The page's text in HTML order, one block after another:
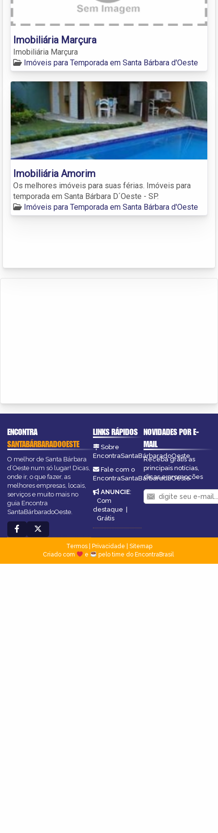
Imobiliária Marçura
Imobiliária Marçura
Imóveis para Temporada em Santa Bárbara d'Oeste
Imobiliária Amorim
Os melhores imóveis para suas férias. Imóveis para
temporada em Santa Bárbara D´Oeste - SP.
Imóveis para Temporada em Santa Bárbara d'Oeste
ENCONTRA
SANTABÁRBARADOOESTE
O melhor de Santa Bárbara
d’Oeste num só lugar! Dicas,
onde ir, o que fazer, as
melhores empresas, locais,
serviços e muito mais no
guia Encontra
SantaBárbaradoOeste.
LINKS RÁPIDOS
Sobre
EncontraSantaBárbaradoOeste
Fale com o
EncontraSantaBárbaradoOeste
ANUNCIE:
Com
destaque |
Grátis
NOVIDADES POR E-
MAIL
Receba grátis as
principais notícias,
dicas e promoções
Termos| Privacidade
Sitemap
Criado com
e pelo time do EncontraBrasil